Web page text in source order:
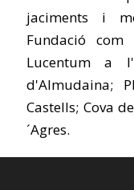
jaciments i
Fundació
Lucentum a
d'Almudaina;
Castells; Cova
´Agres.